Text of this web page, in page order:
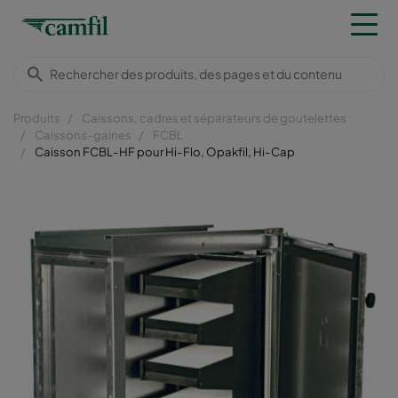
Produits
Caissons, cadres et séparateurs de goutelettes
Caissons-gaines
FCBL
Caisson FCBL-HF pour Hi-Flo, Opakfil, Hi-Cap